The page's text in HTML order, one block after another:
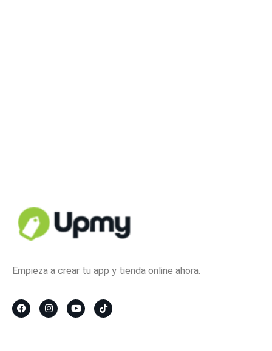
Empieza a crear tu app y tienda online ahora.